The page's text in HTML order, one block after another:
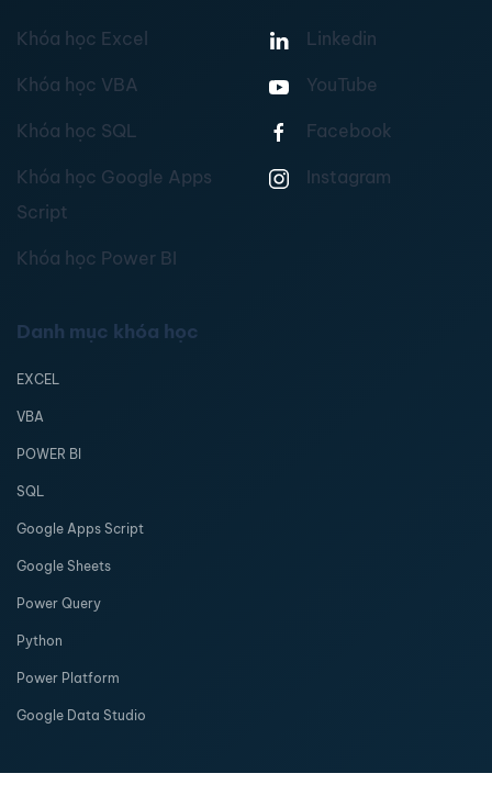
Khóa học Excel
Khóa học VBA
Khóa học SQL
Khóa học Google Apps
Script
Khóa học Power BI
Linkedin
YouTube
Facebook
Instagram
Danh mục khóa học
EXCEL
VBA
POWER BI
SQL
Google Apps Script
Google Sheets
Power Query
Python
Power Platform
Google Data Studio